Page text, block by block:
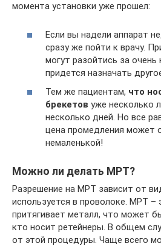
момента установки уже прошел:
Если вы надели аппарат
сразу же пойти к врачу.
могут разойтись за очень
придется назначать
Тем же пациентам, что
брекетов уже несколько
несколько дней. Но все
цена промедления может
немаленькой!
Можно ли делать МРТ?
Разрешение на МРТ зависит от
используется в проволоке. МРТ –
притягивает металл, что может
кто носит ретейнеры. В общем
от этой процедуры. Чаще всего